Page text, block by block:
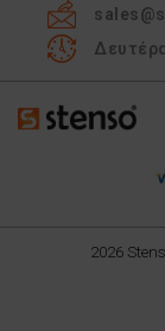
2026